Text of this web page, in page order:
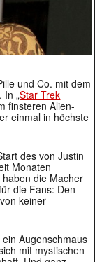
und Co. mit dem
In „Star Trek
finsteren Alien-
einmal in höchste
des von Justin
Monaten
die Macher
die Fans: Den
keiner
Augenschmaus
mit mystischen